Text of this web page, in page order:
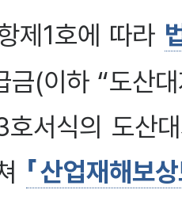
제1호에 따라
금(이하 “도산
서식의 도산
「산업재해보